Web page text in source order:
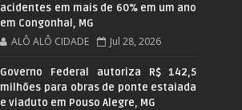
acidentes em mais de 60% em um ano
em Congonhal, MG
ALÔ ALÔ CIDADE Jul 28, 2026
Governo Federal autoriza R$ 142,5
milhões para obras de ponte estaiada
e viaduto em Pouso Alegre, MG